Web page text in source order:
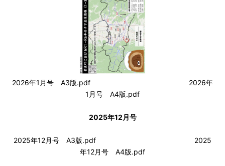
2026年1月号 A3版.pdf
2026年
1月号 A4版.pdf
2025年12月号
2025年12月号 A3版.pdf
2025
年12月号 A4版.pdf